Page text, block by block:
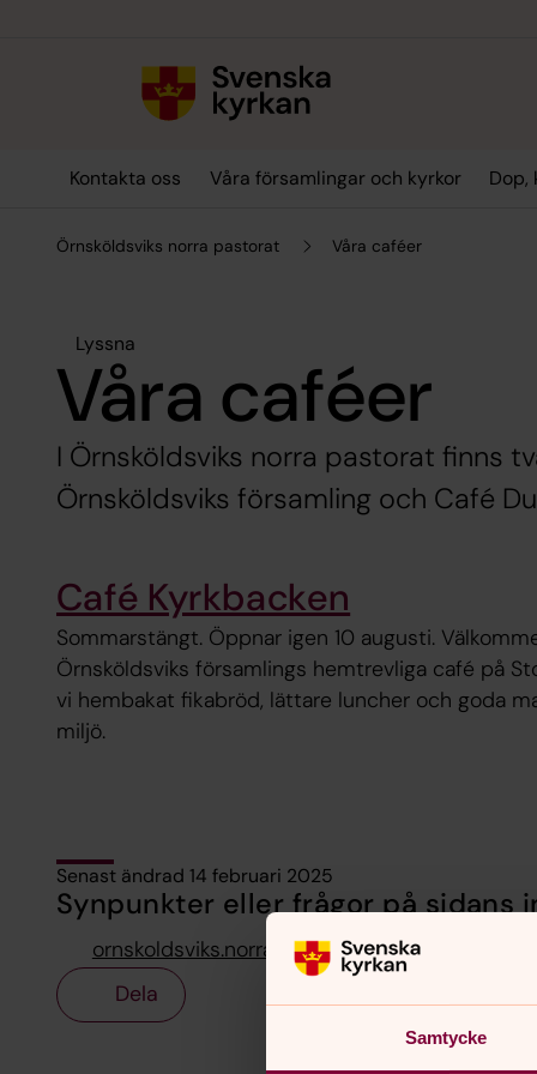
Samtycke
Kontakta oss Våra församlingar och kyrkor Dop,
Örnsköldsviks norra pastorat Våra caféer
Lyssna
Våra caféer
I Örnsköldsviks norra pastorat finns
Örnsköldsviks församling och Café
Café Kyrkbacken
Sommarstängt. Öppnar igen 10 augusti.
Örnsköldsviks församlings hemtrevliga café på
vi hembakat fikabröd, lättare luncher och goda
miljö.
Senast ändrad 14 februari 2025
Synpunkter eller frågor på sidans
ornskoldsviks.norra.pastorat@svenskakyrkan.se
Dela